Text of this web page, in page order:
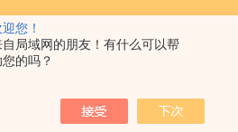
您！
自局域网的朋友！有什么可以帮
您的吗？